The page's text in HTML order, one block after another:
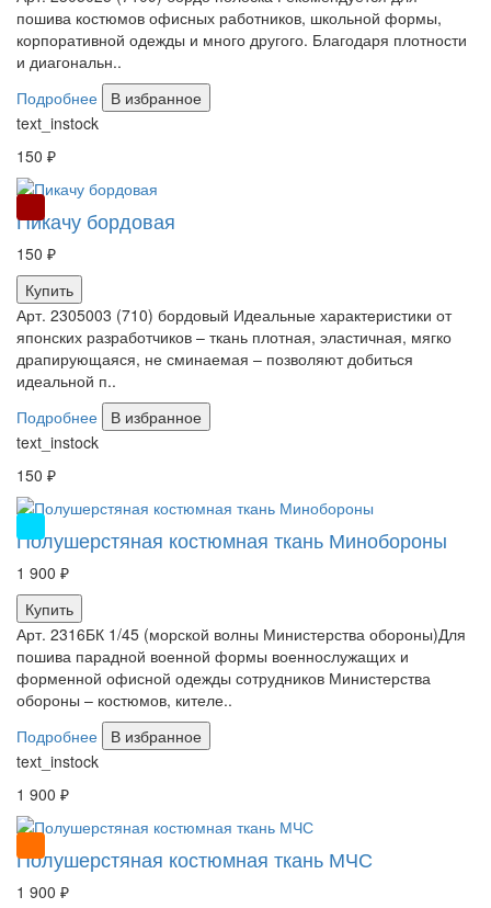
пошива костюмов офисных работников, школьной формы,
корпоративной одежды и много другого. Благодаря плотности
и диагональн..
Подробнее
В избранное
text_instock
150 ₽
Пикачу бордовая
150 ₽
Купить
Арт. 2305003 (710) бордовый Идеальные характеристики от
японских разработчиков – ткань плотная, эластичная, мягко
драпирующаяся, не сминаемая – позволяют добиться
идеальной п..
Подробнее
В избранное
text_instock
150 ₽
Полушерстяная костюмная ткань Минобороны
1 900 ₽
Купить
Арт. 2316БК 1/45 (морской волны Министерства обороны)Для
пошива парадной военной формы военнослужащих и
форменной офисной одежды сотрудников Министерства
обороны – костюмов, кителе..
Подробнее
В избранное
text_instock
1 900 ₽
Полушерстяная костюмная ткань МЧС
1 900 ₽